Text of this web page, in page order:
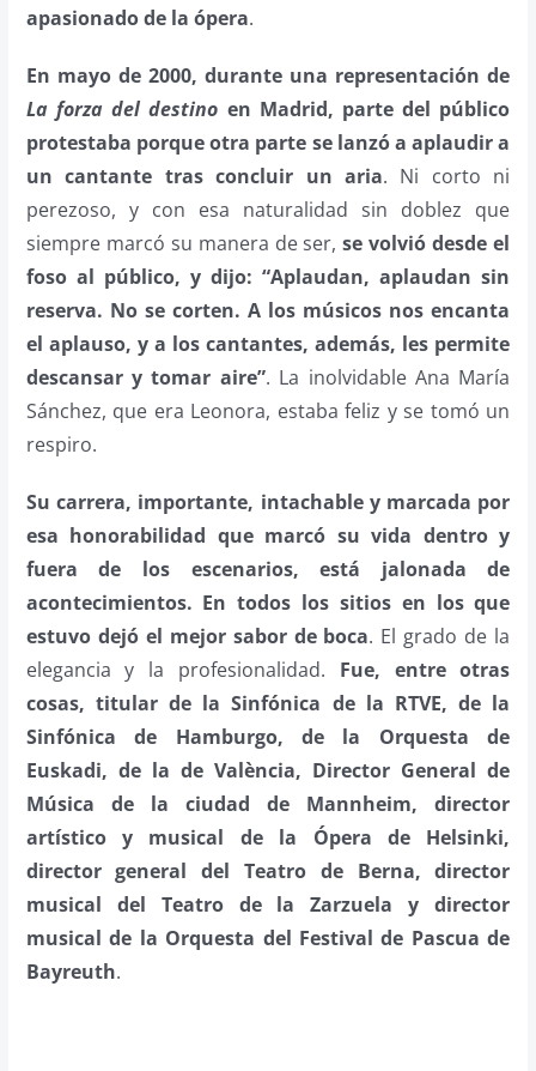
apasionado de la ópera.
En mayo de 2000, durante una representación de
La forza del destino en Madrid, parte del público
protestaba porque otra parte se lanzó a aplaudir a
un cantante tras concluir un aria. Ni corto ni
perezoso, y con esa naturalidad sin doblez que
siempre marcó su manera de ser,se volvió desde el
foso al público, y dijo: “Aplaudan, aplaudan sin
reserva. No se corten. A los músicos nos encanta
el aplauso, y a los cantantes, además, les permite
descansar y tomar aire”. La inolvidable Ana María
Sánchez, que era Leonora, estaba feliz y se tomó un
respiro.
Su carrera, importante, intachable y marcada por
esa honorabilidad que marcó su vida dentro y
fuera de los escenarios, está jalonada de
acontecimientos. En todos los sitios en los que
estuvo dejó el mejor sabor de boca. El grado de la
elegancia y la profesionalidad. Fue, entre otras
cosas, titular de la Sinfónica de la RTVE, de la
Sinfónica de Hamburgo, de la Orquesta de
Euskadi, de la de València, Director General de
Música de la ciudad de Mannheim, director
artístico y musical de la Ópera de Helsinki,
director general del Teatro de Berna, director
musical del Teatro de la Zarzuela y director
musical de la Orquesta del Festival de Pascua de
Bayreuth.